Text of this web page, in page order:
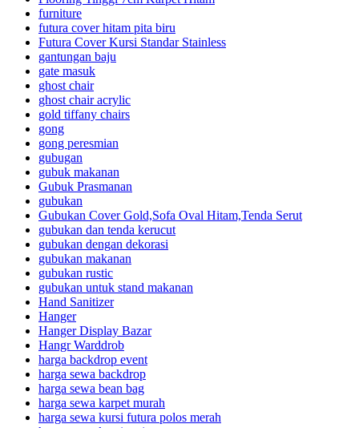
furniture
futura cover hitam pita biru
Futura Cover Kursi Standar Stainless
gantungan baju
gate masuk
ghost chair
ghost chair acrylic
gold tiffany chairs
gong
gong peresmian
gubugan
gubuk makanan
Gubuk Prasmanan
gubukan
Gubukan Cover Gold,Sofa Oval Hitam,Tenda Serut
gubukan dan tenda kerucut
gubukan dengan dekorasi
gubukan makanan
gubukan rustic
gubukan untuk stand makanan
Hand Sanitizer
Hanger
Hanger Display Bazar
Hangr Warddrob
harga backdrop event
harga sewa backdrop
harga sewa bean bag
harga sewa karpet murah
harga sewa kursi futura polos merah